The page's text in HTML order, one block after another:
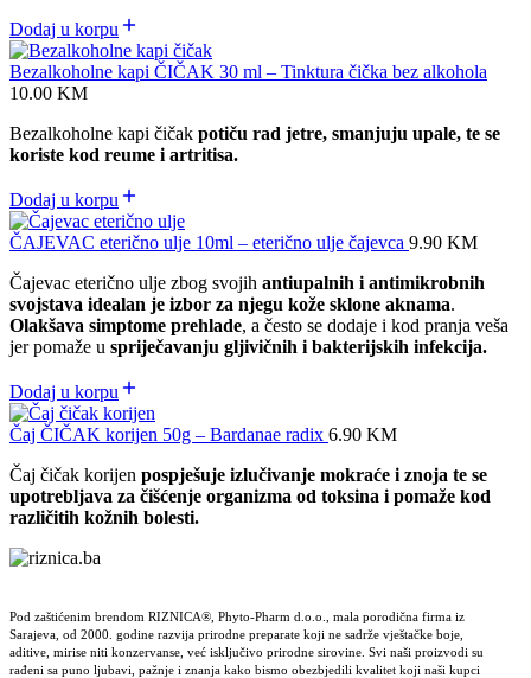
Dodaj u korpu
Bezalkoholne kapi ČIČAK 30 ml – Tinktura čička bez alkohola
10.00 KM
Bezalkoholne kapi čičak potiču rad jetre, smanjuju upale, te se
koriste kod reume i artritisa.
Dodaj u korpu
ČAJEVAC eterično ulje 10ml – eterično ulje čajevca 9.90 KM
Čajevac eterično ulje zbog svojih antiupalnih i antimikrobnih
svojstava idealan je izbor za njegu kože sklone aknama.
Olakšava simptome prehlade, a često se dodaje i kod pranja veša
jer pomaže u spriječavanju gljivičnih i bakterijskih infekcija.
Dodaj u korpu
Čaj ČIČAK korijen 50g – Bardanae radix 6.90 KM
Čaj čičak korijen pospješuje izlučivanje mokraće i znoja te se
upotrebljava za čišćenje organizma od toksina i pomaže kod
različitih kožnih bolesti.
Pod zaštićenim brendom RIZNICA®, Phyto-Pharm d.o.o., mala porodična firma iz
Sarajeva, od 2000. godine razvija prirodne preparate koji ne sadrže vještačke boje,
aditive, mirise niti konzervanse, već isključivo prirodne sirovine. Svi naši proizvodi su
rađeni sa puno ljubavi, pažnje i znanja kako bismo obezbjedili kvalitet koji naši kupci